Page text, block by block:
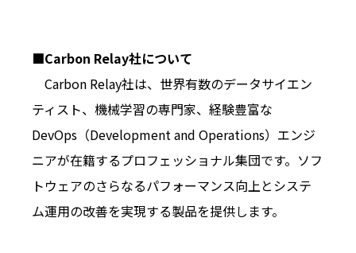
■Carbon Relay社について
Carbon Relay社は、世界有数のデータサイエン
ティスト、機械学習の専門家、経験豊富な
DevOps（Development and Operations）エンジ
ニアが在籍するプロフェッショナル集団です。ソフ
トウェアのさらなるパフォーマンス向上とシステ
ム運用の改善を実現する製品を提供します。